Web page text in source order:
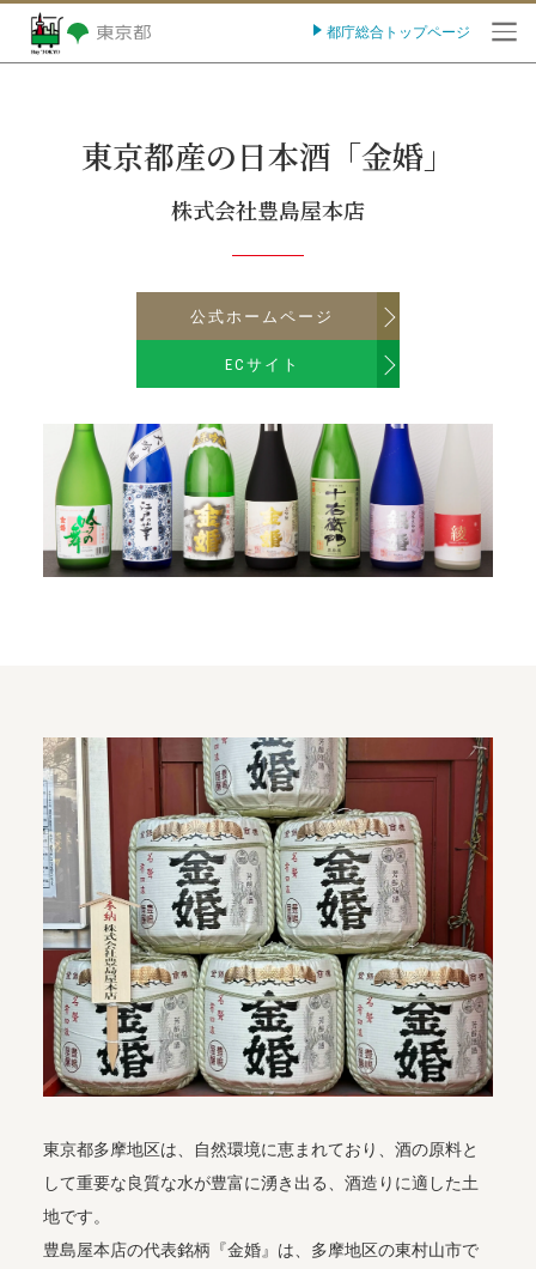
都庁総合トップページ
東京都産の日本酒「金婚」
株式会社豊島屋本店
公式ホームページ
ECサイト
東京都多摩地区は、自然環境に恵まれており、酒の原料と
して重要な良質な水が豊富に湧き出る、酒造りに適した土
地です。
豊島屋本店の代表銘柄『金婚』は、多摩地区の東村山市で